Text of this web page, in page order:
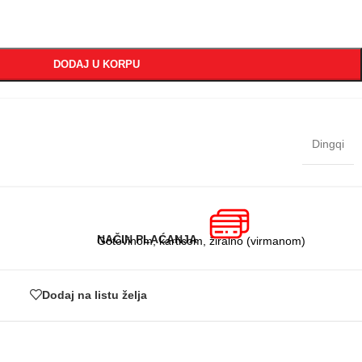
DODAJ U KORPU
Dingqi
NAČIN PLAĆANJA
Gotovinom, karticom, žiralno (virmanom)
Dodaj na listu želja